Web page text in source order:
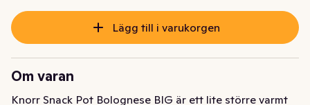
Lägg till i varukorgen
Om varan
Knorr Snack Pot Bolognese BIG är ett lite större varmt